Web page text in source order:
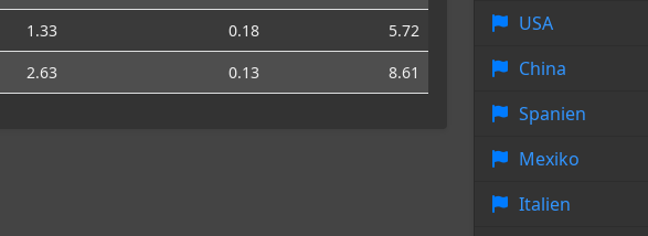
1.33 0.18
5.72
2.63 0.13 8.61
USA
China
Spanien
Mexiko
Italien